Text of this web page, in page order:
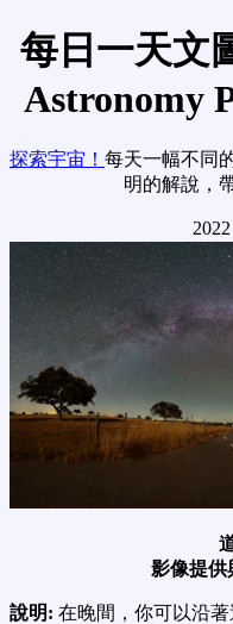
每日一天文
Astronomy
探索宇宙！ 每天一幅不同
明的解說，
影像提供
說明: 在晚間，你可以沿